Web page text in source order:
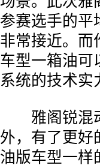
参赛选手的平
非常接近。而
车型一箱油可
系统的技术实
雅阁锐混
外，有了更好
油版车型一样